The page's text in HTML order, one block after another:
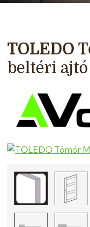
TOLEDO
beltéri ajtó